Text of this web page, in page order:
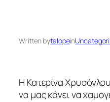
Written bytalopein
Η Κατερίνα
να μας κάνει να